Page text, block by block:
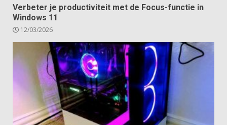
Verbeter je productiviteit met de Focus-functie in
Windows 11
12/03/2026